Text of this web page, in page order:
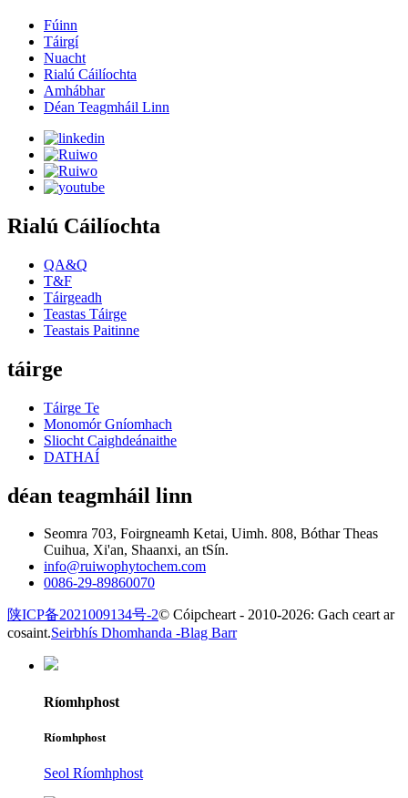
Fúinn
Táirgí
Nuacht
Rialú Cáilíochta
Amhábhar
Déan Teagmháil Linn
Rialú Cáilíochta
QA&Q
T&F
Táirgeadh
Teastas Táirge
Teastais Paitinne
táirge
Táirge Te
Monomór Gníomhach
Sliocht Caighdeánaithe
DATHAÍ
déan teagmháil linn
Seomra 703, Foirgneamh Ketai, Uimh. 808, Bóthar Theas
Cuihua, Xi'an, Shaanxi, an tSín.
info@ruiwophytochem.com
0086-29-89860070
陕ICP备2021009134号-2© Cóipcheart - 2010-2026: Gach ceart ar
cosaint.Seirbhís Dhomhanda -Blag Barr
Ríomhphost
Ríomhphost
Seol Ríomhphost